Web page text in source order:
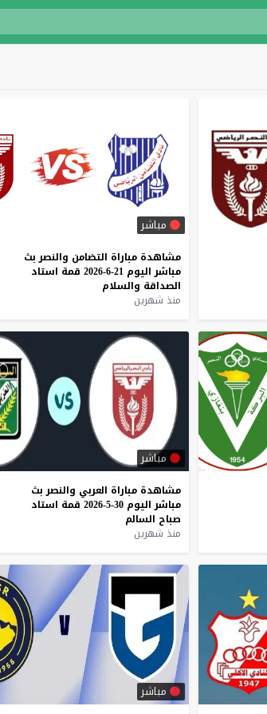
مباشر
مشاهدة مباراة التضامن والنصر بث
مباشر اليوم 21-6-2026 قمة استاد
الصداقة والسلام
منذ شهرين
مباشر
مشاهدة مباراة العربي والنصر بث
مباشر اليوم 30-5-2026 قمة استاد
صباح السالم
منذ شهرين
مباشر